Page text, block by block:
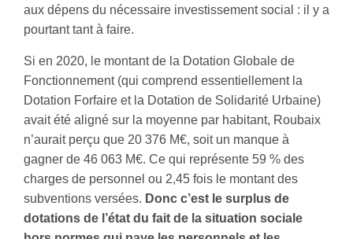
aux dépens du nécessaire investissement social : il y a
pourtant tant à faire.
Si en 2020, le montant de la Dotation Globale de
Fonctionnement (qui comprend essentiellement la
Dotation Forfaire et la Dotation de Solidarité Urbaine)
avait été aligné sur la moyenne par habitant, Roubaix
n’aurait perçu que 20 376 M€, soit un manque à
gagner de 46 063 M€. Ce qui représente 59 % des
charges de personnel ou 2,45 fois le montant des
subventions versées. Donc c’est le surplus de
dotations de l’état du fait de la situation sociale